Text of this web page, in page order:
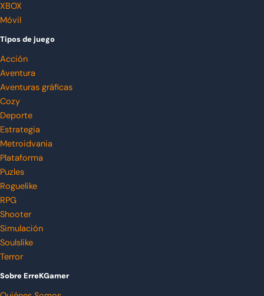
XBOX
Móvil
Tipos de juego
Acción
Aventura
Aventuras gráficas
Cozy
Deporte
Estrategia
Metroidvania
Plataforma
Puzles
Roguelike
RPG
Shooter
Simulación
Soulslike
Terror
Sobre ErreKGamer